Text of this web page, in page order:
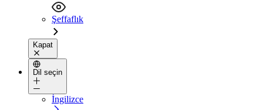
Şeffaflık
Kapat
Dil seçin
İngilizce